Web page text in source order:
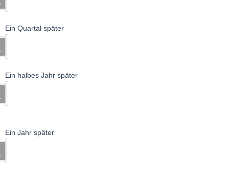
Ein Quartal später
Ein halbes Jahr später
Ein Jahr später